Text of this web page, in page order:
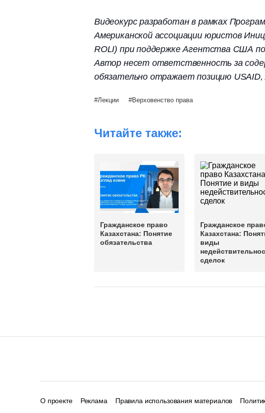
Видеокурс разработан в рамках
Американской ассоциации юристов
ROLI) при поддержке Агентства США
Автор несет ответственность за
обязательно отражает позицию
Лекции Верховенство права
Читайте также:
Гражданское право
Казахстана: Понятие
обязательства
Гражданское
Казахстана:
виды
сделок
О проекте Реклама Правила использования материалов